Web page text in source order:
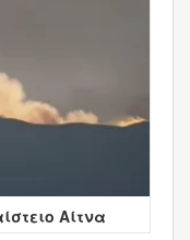
Αίτνα